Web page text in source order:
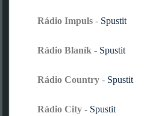
Rádio Impuls - Spustit
Rádio Blaník - Spustit
Rádio Country - Spustit
Rádio City - Spustit